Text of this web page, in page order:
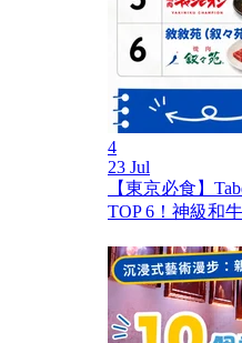
4
23 Jul
【東京必食】
TOP 6！神級和